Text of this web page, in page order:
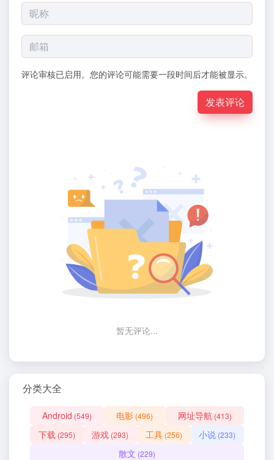
评论审核已启用。您的评论可能需要一段时间后才能被显示。
发表评论
暂无评论...
分类大全
Android (549) 电影 (496) 网址导航 (413)
下载 (295) 游戏 (293) 工具(256) 小说 (233)
散文 (229)